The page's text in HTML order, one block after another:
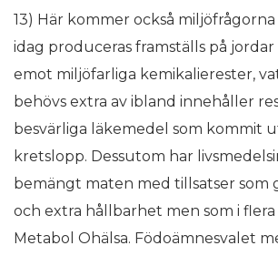
13) Här kommer också miljöfrågorna
idag produceras framställs på
emot miljöfarliga kemikalierester,
behövs extra av ibland innehåller
besvärliga läkemedel som kommit
kretslopp. Dessutom har
bemängt maten med tillsatser som
och extra hållbarhet men som i
Metabol Ohälsa. Födoämnesvalet